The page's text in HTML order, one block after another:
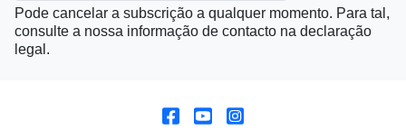
Pode cancelar a subscrição a qualquer momento. Para tal,
consulte a nossa informação de contacto na declaração
legal.